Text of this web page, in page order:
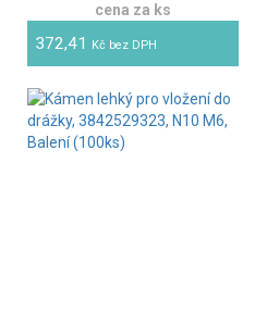
cena za ks
372,41 Kč bez DPH